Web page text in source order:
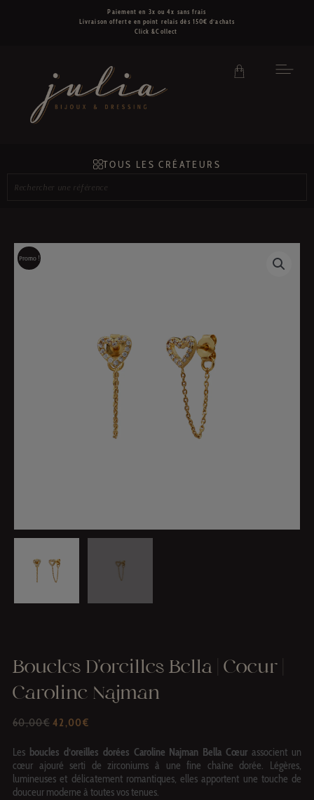
Paiement en 3x ou 4x sans frais
Livraison offerte en point relais dès 150€ d’achats
Click &Collect
TOUS LES CRÉATEURS
une
Promo !
Boucles D’oreilles Bella | Coeur |
Caroline Najman
60,00€ LE
INITIAL
ÉTAIT :
60,00€.
42,00€LE
ACTUEL
EST :
42,00€.
Les boucles d’oreilles dorées Caroline Najman Bella Cœur associent un
cœur ajouré serti de zirconiums à une fine chaîne dorée. Légères,
lumineuses et délicatement romantiques, elles apportent une touche de
douceur moderne à toutes vos tenues.